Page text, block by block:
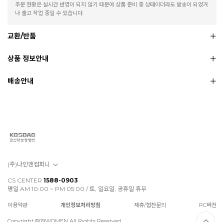
주문 현황은 실시간 반영이 되지 않기 때문에 상품 준비 중 상태이더라도 발송이 되었거
나 출고 작업 중일 수 있습니다.
교환/반품
상품 정보안내
배송안내
(주)나인앤컴퍼니
CS CENTER 1588-0903
평일 AM 10:00 ~ PM 05:00 / 토, 일요일, 공휴일 휴무
이용약관 개인정보처리방침 제휴/협찬문의 PC버전